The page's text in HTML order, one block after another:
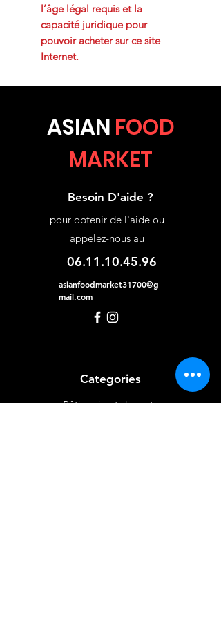
l’âge légal requis et la
capacité juridique pour
pouvoir acheter sur ce site
Internet.
ASIAN FOOD
MARKET
Besoin D'aide ?
pour obtenir de l'aide ou
appelez-nous au
06.11.10.45.96
asianfoodmarket31700@g
mail.com
Categories
Pâtisserie et desserts